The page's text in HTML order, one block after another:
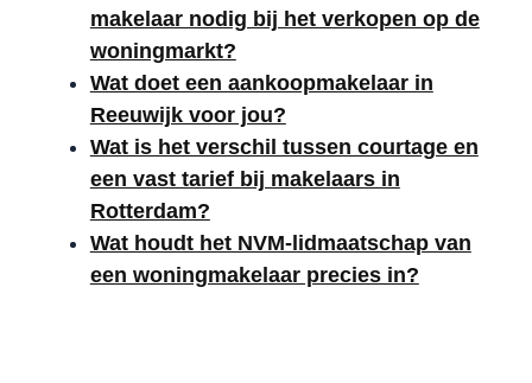
makelaar nodig bij het verkopen op de
woningmarkt?
Wat doet een aankoopmakelaar in
Reeuwijk voor jou?
Wat is het verschil tussen courtage en
een vast tarief bij makelaars in
Rotterdam?
Wat houdt het NVM-lidmaatschap van
een woningmakelaar precies in?